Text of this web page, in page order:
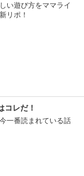
い遊び方をママライ
リポ！
コレだ！
一番読まれている話